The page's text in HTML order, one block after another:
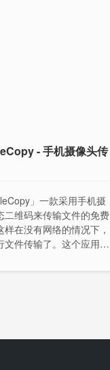
- 手机摄像头传
」一款采用手机摄
二维码来传输文件的免费
在没有网络的情况下，
文件传输了。这个应用分
接收端），单次传输文件